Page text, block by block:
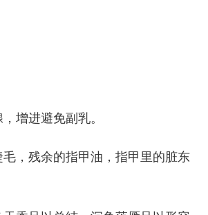
增进避免副乳。
，残余的指甲油，指甲里的脏东